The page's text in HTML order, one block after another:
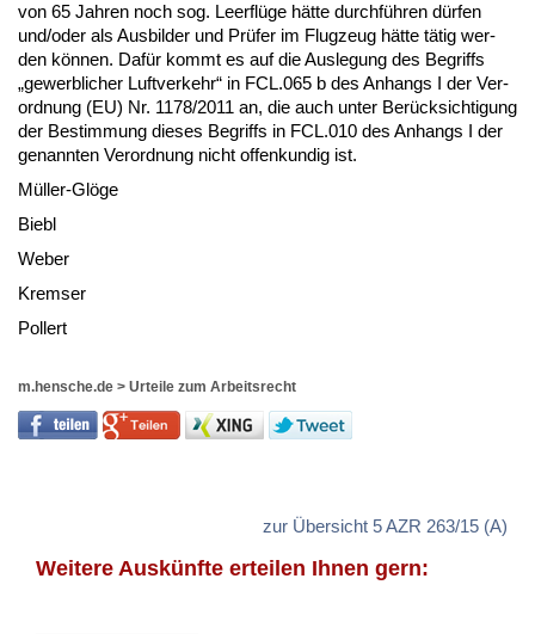
von 65 Jah­ren noch sog. Leerflüge hätte durchführen dürfen
und/oder als Aus­bil­der und Prüfer im Flug­zeug hätte tätig wer­
den können. Dafür kommt es auf die Aus­le­gung des Be­griffs
„ge­werb­li­cher Luft­ver­kehr“ in FCL.065 b des An­hangs I der Ver­
ord­nung (EU) Nr. 1178/2011 an, die auch un­ter Berück­sich­ti­gung
der Be­stim­mung die­ses Be­griffs in FCL.010 des An­hangs I der
ge­nann­ten Ver­ord­nung nicht of­fen­kun­dig ist.
Müller-Glöge
Biebl
We­ber
Krem­ser
Pol­lert
m.hensche.de > Urteile zum Arbeitsrecht
zur Übersicht 5 AZR 263/15 (A)
Weitere Auskünfte erteilen Ihnen gern: